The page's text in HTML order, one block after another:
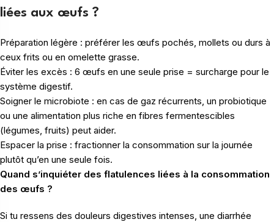
liées aux œufs ?
Préparation légère : préférer les œufs pochés, mollets ou durs à
ceux frits ou en omelette grasse.
Éviter les excès : 6 œufs en une seule prise = surcharge pour le
système digestif.
Soigner le microbiote : en cas de gaz récurrents, un probiotique
ou une alimentation plus riche en fibres fermentescibles
(légumes, fruits) peut aider.
Espacer la prise : fractionner la consommation sur la journée
plutôt qu’en une seule fois.
Quand s’inquiéter des flatulences liées à la consommation
des œufs ?
Si tu ressens des douleurs digestives intenses, une diarrhée